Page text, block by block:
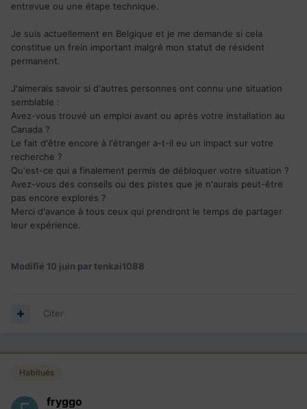
entrevue ou une étape technique.
Je suis actuellement en Belgique et je me demande si cela
constitue un frein important malgré mon statut de résident
permanent.
J'aimerais savoir si d'autres personnes ont connu une situation
semblable :
Avez-vous trouvé un emploi avant ou après votre installation au
Canada ?
Le fait d'être encore à l'étranger a-t-il eu un impact sur votre
recherche ?
Qu'est-ce qui a finalement permis de débloquer votre situation ?
Avez-vous des conseils ou des pistes que je n'aurais peut-être
pas encore explorés ?
Merci d'avance à tous ceux qui prendront le temps de partager
leur expérience.
Modifié 10 juin par tenkai1088
Citer
Habitués
fryggo